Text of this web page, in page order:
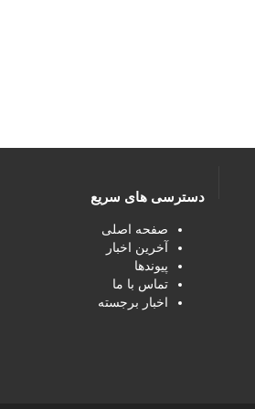
دسترسی های سریع
صفحه اصلی
آخرین اخبار
پیوندها
تماس با ما
اخبار برجسته